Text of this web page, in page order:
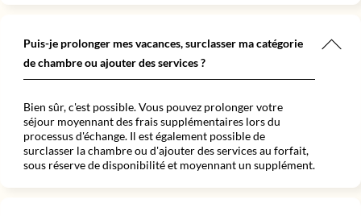
Puis-je prolonger mes vacances, surclasser ma catégorie
de chambre ou ajouter des services ?
Bien sûr, c'est possible. Vous pouvez prolonger votre
séjour moyennant des frais supplémentaires lors du
processus d'échange. Il est également possible de
surclasser la chambre ou d'ajouter des services au forfait,
sous réserve de disponibilité et moyennant un supplément.